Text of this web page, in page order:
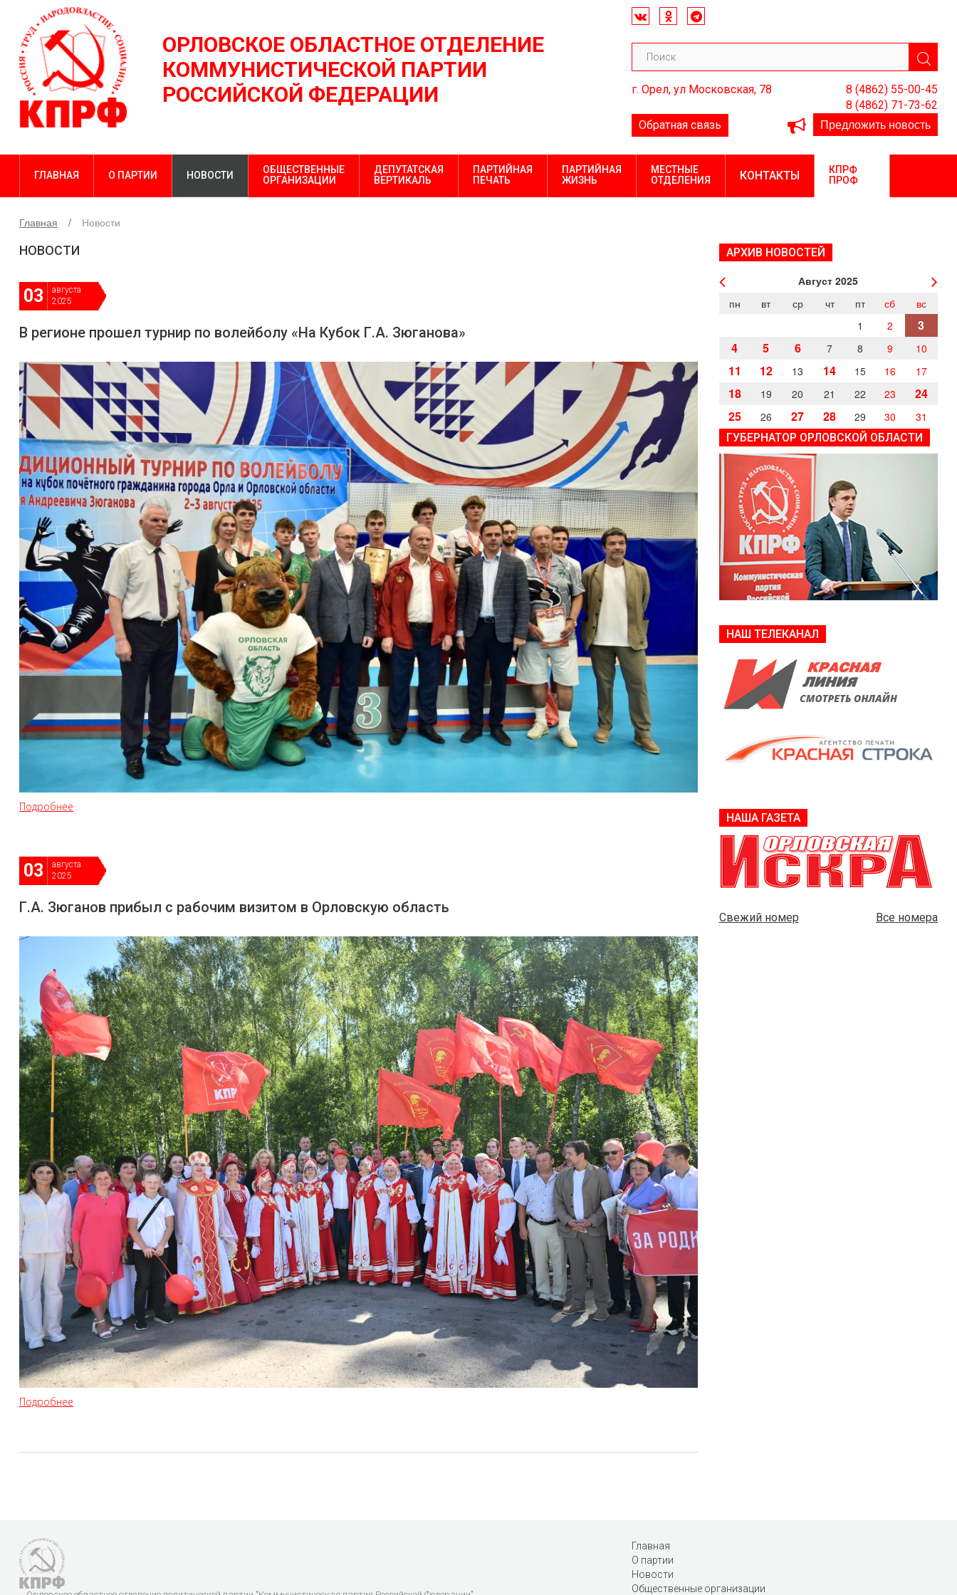
ОРЛОВСКОЕ ОБЛАСТНОЕ ОТДЕЛЕНИЕ
КОММУНИСТИЧЕСКОЙ ПАРТИИ
РОССИЙСКОЙ ФЕДЕРАЦИИ
г. Орел, ул Московская, 78
Обратная связь
8 (4862) 55-00-45
8 (4862) 71-73-62
Предложить новость
ГЛАВНАЯ О ПАРТИИ НОВОСТИ
ОБЩЕСТВЕННЫЕ
ОРГАНИЗАЦИИ
ДЕПУТАТСКАЯ
ВЕРТИКАЛЬ
ПАРТИЙНАЯ
ПЕЧАТЬ
ПАРТИЙНАЯ
ЖИЗНЬ
МЕСТНЫЕ
ОТДЕЛЕНИЯ
КОНТАКТЫ
КПРФ
ПРОФ
Главная Новости
НОВОСТИ
03
августа
2025
В регионе прошел турнир по волейболу «На Кубок Г.А. Зюганова»
Подробнее
03
августа
2025
Г.А. Зюганов прибыл с рабочим визитом в Орловскую область
Подробнее
АРХИВ НОВОСТЕЙ
Август 2025
пн
вт ср чт пт сб
вс
1
2
3
4
5 6 7 8 9 10
11 12 13 14 15 16 17
18 19 20 21 22 23
24
25
26 27 28 29 30 31
ГУБЕРНАТОР ОРЛОВСКОЙ ОБЛАСТИ
НАШ ТЕЛЕКАНАЛ
НАША ГАЗЕТА
Свежий номер Все номера
Главная
О партии
Новости
Общественные организации